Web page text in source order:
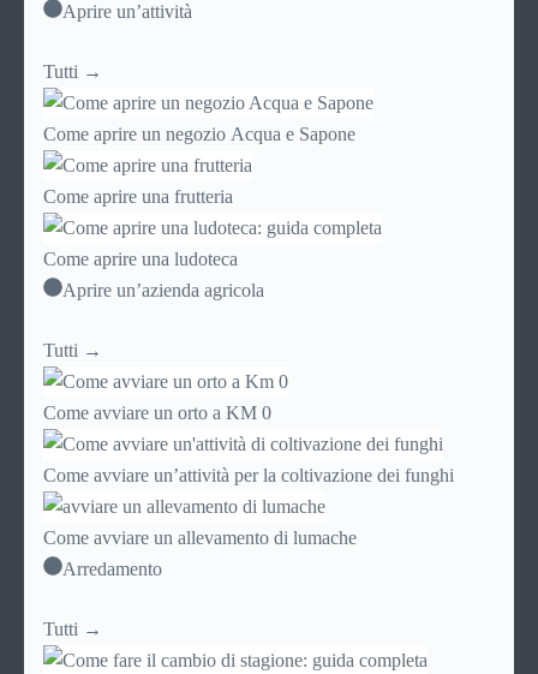
Aprire un’attività
Tutti →
Come aprire un negozio Acqua e Sapone
Come aprire una frutteria
Come aprire una ludoteca
Aprire un’azienda agricola
Tutti →
Come avviare un orto a KM 0
Come avviare un’attività per la coltivazione dei funghi
Come avviare un allevamento di lumache
Arredamento
Tutti →